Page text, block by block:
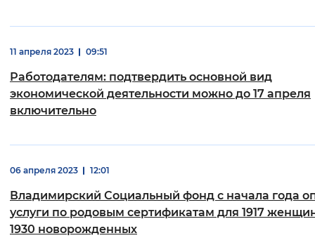
11 апреля 2023 09:51
Работодателям: подтвердить основной вид
экономической деятельности можно до 17 апреля
включительно
06 апреля 2023 12:01
Владимирский Социальный фонд с начала года
услуги по родовым сертификатам для 1917
1930 новорожденных